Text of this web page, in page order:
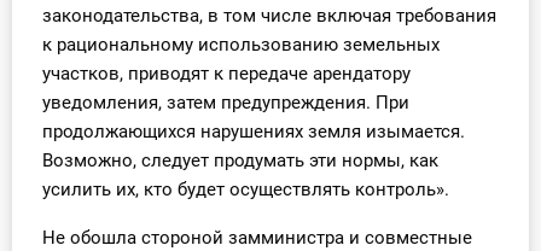
Тарифы
Тестирование для
бухгалтера
законодательства, в том числе включая требования
к рациональному использованию земельных
участков, приводят к передаче арендатору
уведомления, затем предупреждения. При
продолжающихся нарушениях земля изымается.
Возможно, следует продумать эти нормы, как
усилить их, кто будет осуществлять контроль».
Не обошла стороной замминистра и совместные